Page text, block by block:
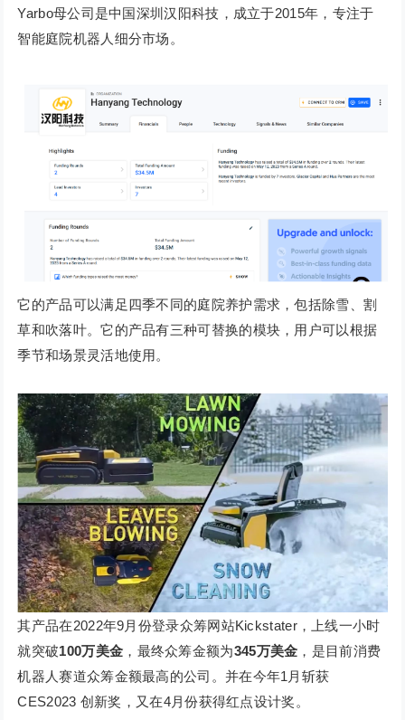
Yarbo母公司是中国深圳汉阳科技，成立于2015年，专注于
智能庭院机器人细分市场。
它的产品可以满足四季不同的庭院养护需求，包括除雪、割
草和吹落叶。它的产品有三种可替换的模块，用户可以根据
季节和场景灵活地使用。
其产品在2022年9月份登录众筹网站Kickstater，上线一小时
就突破100万美金 ，最终众筹金额为345万美金 ，是目前消费
机器人赛道众筹金额最高的公司。并在今年1月斩获
CES2023 创新奖，又在4月份获得红点设计奖。